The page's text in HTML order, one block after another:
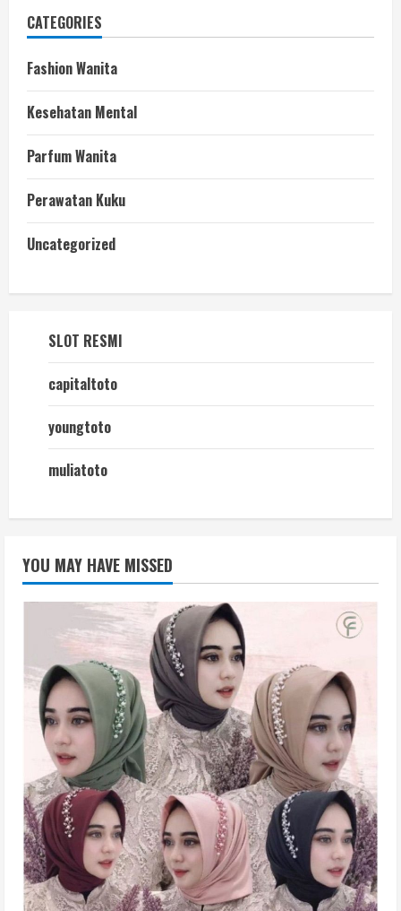
CATEGORIES
Fashion Wanita
Kesehatan Mental
Parfum Wanita
Perawatan Kuku
Uncategorized
SLOT RESMI
capitaltoto
youngtoto
muliatoto
YOU MAY HAVE MISSED